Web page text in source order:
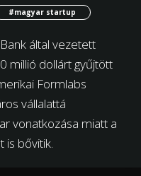
#magyar startup
által vezetett
millió dollárt gyűjtött
Formlabs
vállalattá
vonatkozása miatt a
is bővitik.